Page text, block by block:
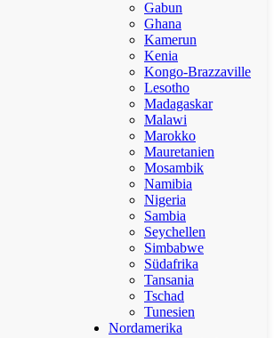
Gabun
Ghana
Kamerun
Kenia
Kongo-Brazzaville
Lesotho
Madagaskar
Malawi
Marokko
Mauretanien
Mosambik
Namibia
Nigeria
Sambia
Seychellen
Simbabwe
Südafrika
Tansania
Tschad
Tunesien
Nordamerika